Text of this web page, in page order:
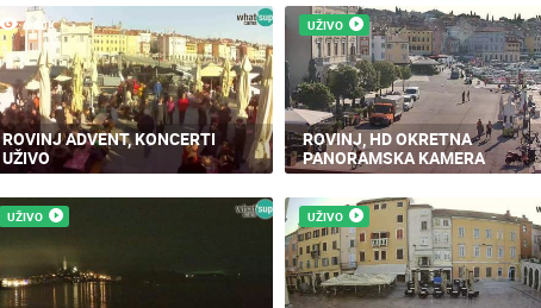
6.80K
ROVINJ ADVENT, KONCERTI
UŽIVO
UŽIVO
ROVINJ, HD OKRETNA
PANORAMSKA KAMERA
UŽIVO UŽIVO